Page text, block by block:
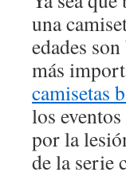
una
edades
más
camisetas
los
por la
de la serie